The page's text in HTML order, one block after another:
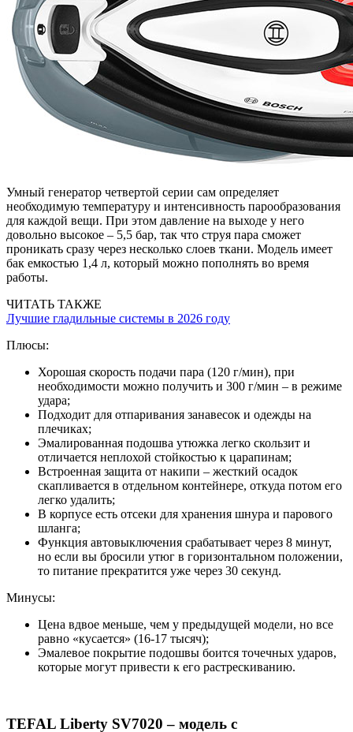
Умный генератор четвертой серии сам определяет
необходимую температуру и интенсивность парообразования
для каждой вещи. При этом давление на выходе у него
довольно высокое – 5,5 бар, так что струя пара сможет
проникать сразу через несколько слоев ткани. Модель имеет
бак емкостью 1,4 л, который можно пополнять во время
работы.
ЧИТАТЬ ТАКЖЕ
Лучшие гладильные системы в 2026 году
Плюсы:
Хорошая скорость подачи пара (120 г/мин), при
необходимости можно получить и 300 г/мин – в режиме
удара;
Подходит для отпаривания занавесок и одежды на
плечиках;
Эмалированная подошва утюжка легко скользит и
отличается неплохой стойкостью к царапинам;
Встроенная защита от накипи – жесткий осадок
скапливается в отдельном контейнере, откуда потом его
легко удалить;
В корпусе есть отсеки для хранения шнура и парового
шланга;
Функция автовыключения срабатывает через 8 минут,
но если вы бросили утюг в горизонтальном положении,
то питание прекратится уже через 30 секунд.
Минусы:
Цена вдвое меньше, чем у предыдущей модели, но все
равно «кусается» (16-17 тысяч);
Эмалевое покрытие подошвы боится точечных ударов,
которые могут привести к его растрескиванию.
TEFAL Liberty SV7020 – модель с